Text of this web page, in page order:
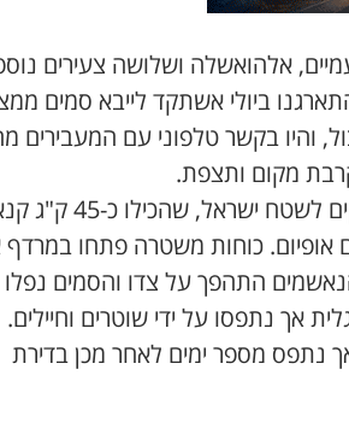
אלהואשלה ושלושה צעירים
ביולי אשתקד לייבא סמים
והיו בקשר טלפוני עם המעבירים
מקום ותצפת.
המצרים השליכו שבעה שקים לשטח
ק"ג חשיש וכ-800 גרם אופיום. כוחות משטרה פתחו
התהפך על צדו והסמים נפלו
אך נתפסו על ידי שוטרים וחיילים.
נתפס מספר ימים לאחר מכן בדירת